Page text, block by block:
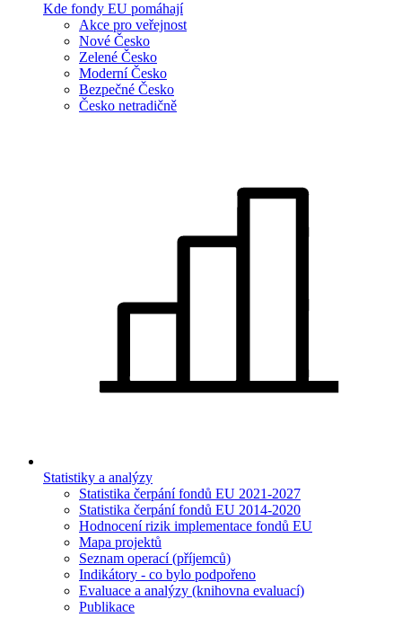
Kde fondy EU pomáhají
Akce pro veřejnost
Nové Česko
Zelené Česko
Moderní Česko
Bezpečné Česko
Česko netradičně
Statistiky a analýzy
Statistika čerpání fondů EU 2021-2027
Statistika čerpání fondů EU 2014-2020
Hodnocení rizik implementace fondů EU
Mapa projektů
Seznam operací (příjemců)
Indikátory - co bylo podpořeno
Evaluace a analýzy (knihovna evaluací)
Publikace